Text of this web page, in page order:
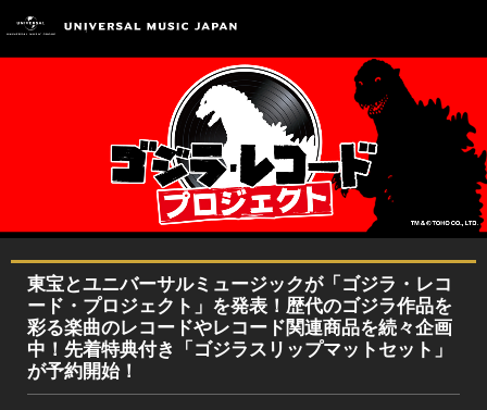
東宝とユニバーサルミュージックが「ゴジラ・レコ
ード・プロジェクト」を発表！歴代のゴジラ作品を
彩る楽曲のレコードやレコード関連商品を続々企画
中！先着特典付き「ゴジラスリップマットセット」
が予約開始！